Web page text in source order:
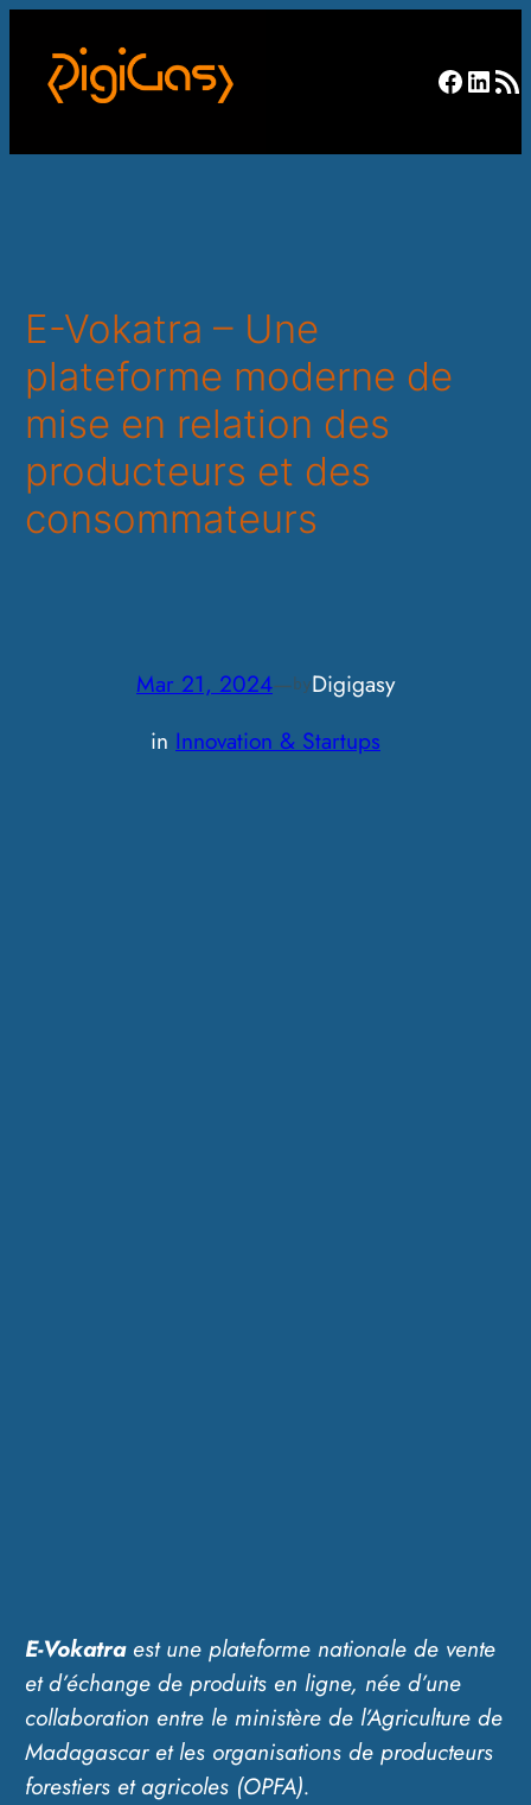
RSS
E-Vokatra – Une
plateforme moderne de
mise en relation des
producteurs et des
consommateurs
Mar 21, 2024— byDigigasy
in Innovation & Startups
E-Vokatraest une plateforme nationale de vente
et d’échange de produits en ligne, née d’une
collaboration entre le ministère de l’Agriculture de
Madagascar et les organisations de producteurs
forestiers et agricoles (OPFA).